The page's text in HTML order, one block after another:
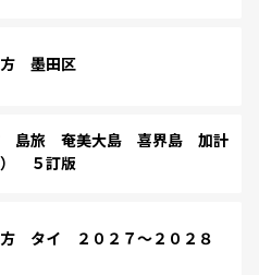
墨田区
島旅 奄美大島 喜界島 加計
） ５訂版
タイ ２０２７～２０２８